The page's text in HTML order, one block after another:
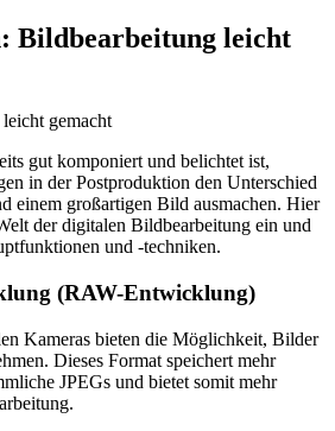
Bildbearbeitung leicht
gut komponiert und belichtet ist,
in der Postproduktion den Unterschied
einem großartigen Bild ausmachen. Hier
der digitalen Bildbearbeitung ein und
und -techniken.
(RAW-Entwicklung)
Kameras bieten die Möglichkeit, Bilder
Dieses Format speichert mehr
JPEGs und bietet somit mehr